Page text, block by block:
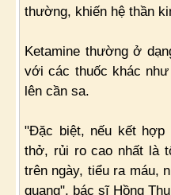
thường, khiến hệ thần
Ketamine thường ở
với các thuốc khác
lên cần sa.
"Đặc biệt, nếu kết hợp
thở, rủi ro cao nhất là
trên ngày, tiểu ra máu,
quang", bác sĩ Hồng